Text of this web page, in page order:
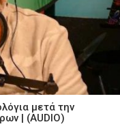
μετά την
| (AUDIO)